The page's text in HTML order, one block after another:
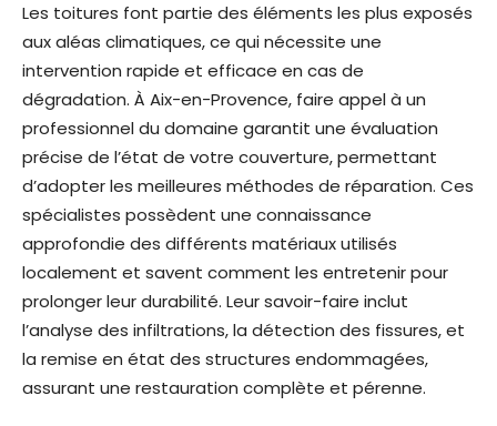
Les toitures font partie des éléments les plus exposés
aux aléas climatiques, ce qui nécessite une
intervention rapide et efficace en cas de
dégradation. À Aix-en-Provence, faire appel à un
professionnel du domaine garantit une évaluation
précise de l’état de votre couverture, permettant
d’adopter les meilleures méthodes de réparation. Ces
spécialistes possèdent une connaissance
approfondie des différents matériaux utilisés
localement et savent comment les entretenir pour
prolonger leur durabilité. Leur savoir-faire inclut
l’analyse des infiltrations, la détection des fissures, et
la remise en état des structures endommagées,
assurant une restauration complète et pérenne.